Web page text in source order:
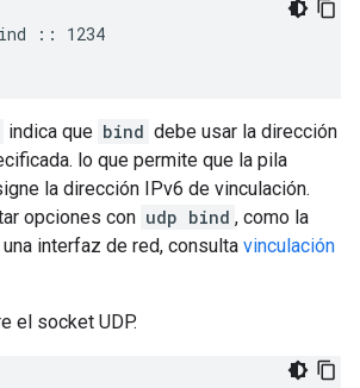
:: 1234
indica que bind debe usar la dirección
lo que permite que la pila
la dirección IPv6 de vinculación.
opciones con udp bind , como la
interfaz de red, consulta vinculación
el socket UDP.